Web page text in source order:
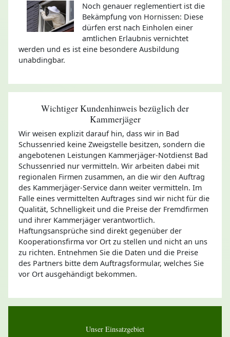
Noch genauer reglementiert ist die
Bekämpfung von Hornissen: Diese
dürfen erst nach Einholen einer
amtlichen Erlaubnis vernichtet
werden und es ist eine besondere Ausbildung
unabdingbar.
Wichtiger Kundenhinweis bezüglich der
Kammerjäger
Wir weisen explizit darauf hin, dass wir in Bad
Schussenried keine Zweigstelle besitzen, sondern die
angebotenen Leistungen Kammerjäger-Notdienst Bad
Schussenried nur vermitteln. Wir arbeiten dabei mit
regionalen Firmen zusammen, an die wir den Auftrag
des Kammerjäger-Service dann weiter vermitteln. Im
Falle eines vermittelten Auftrages sind wir nicht für die
Qualität, Schnelligkeit und die Preise der Fremdfirmen
und ihrer Kammerjäger verantwortlich.
Haftungsansprüche sind direkt gegenüber der
Kooperationsfirma vor Ort zu stellen und nicht an uns
zu richten. Entnehmen Sie die Daten und die Preise
des Partners bitte dem Auftragsformular, welches Sie
vor Ort ausgehändigt bekommen.
Unser Einsatzgebiet